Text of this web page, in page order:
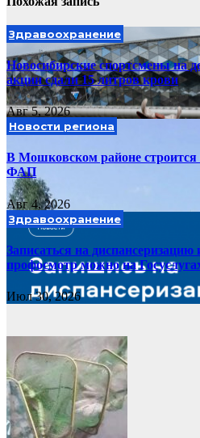
Здравоохранение
Новосибирские спортсмены на
акции сдали 15 литров крови
Авг 5, 2026
Новости региона
В Мошковском районе
ФАП
Авг 4, 2026
Здравоохранение
Записаться на диспансеризацию
профосмотр можно на
Июл 30, 2026